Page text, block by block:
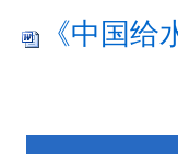
《中国